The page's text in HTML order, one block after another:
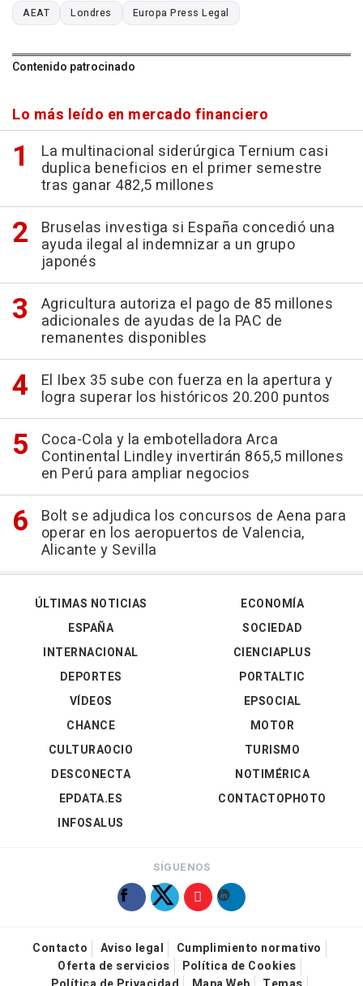
AEAT Londres Europa Press Legal
Contenido patrocinado
Lo más leído en mercado financiero
La multinacional siderúrgica Ternium casi
duplica beneficios en el primer semestre
tras ganar 482,5 millones
Bruselas investiga si España concedió una
ayuda ilegal al indemnizar a un grupo
japonés
Agricultura autoriza el pago de 85 millones
adicionales de ayudas de la PAC de
remanentes disponibles
El Ibex 35 sube con fuerza en la apertura y
logra superar los históricos 20.200 puntos
Coca-Cola y la embotelladora Arca
Continental Lindley invertirán 865,5 millones
en Perú para ampliar negocios
Bolt se adjudica los concursos de Aena para
operar en los aeropuertos de Valencia,
Alicante y Sevilla
ÚLTIMAS NOTICIAS
ESPAÑA
INTERNACIONAL
DEPORTES
VÍDEOS
ECONOMÍA
SOCIEDAD
CIENCIAPLUS
PORTALTIC
EPSOCIAL
CHANCE
CULTURAOCIO
DESCONECTA
EPDATA.ES
INFOSALUS
MOTOR
TURISMO
NOTIMÉRICA
CONTACTOPHOTO
SÍGUENOS
Contacto Aviso legal
Cumplimiento normativo
Oferta de servicios
Política de Cookies